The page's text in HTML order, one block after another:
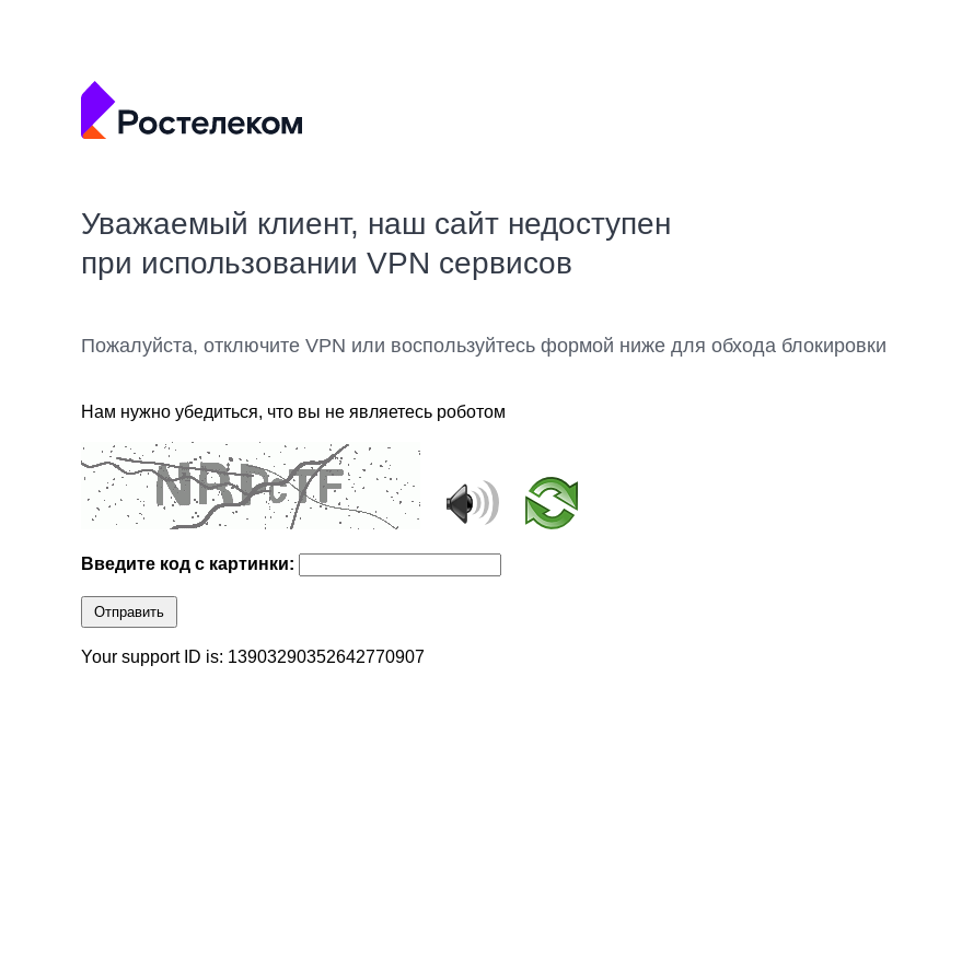
Уважаемый клиент, наш сайт недоступен
при использовании VPN сервисов
Пожалуйста, отключите VPN или воспользуйтесь формой ниже для обхода блокировки
Нам нужно убедиться, что вы не являетесь роботом
Введите код с картинки:
Отправить
Your support ID is: 13903290352642770907